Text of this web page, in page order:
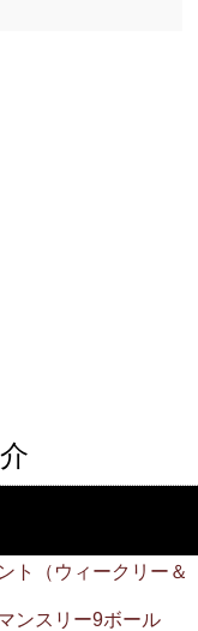
ト（ウィークリー＆
ンスリー9ボール